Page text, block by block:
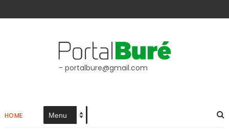
- portalbure@gmail.com
HOME